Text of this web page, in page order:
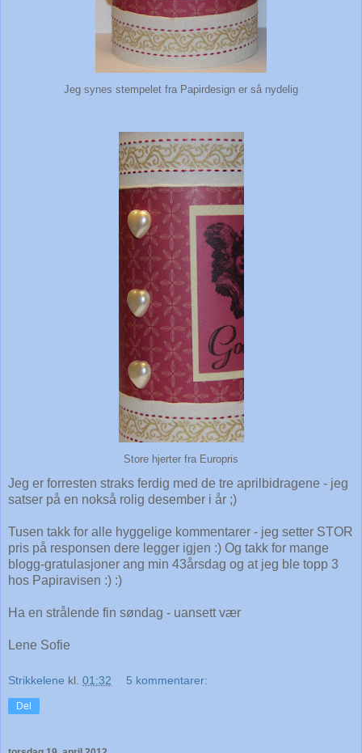
Jeg synes stempelet fra Papirdesign er så nydelig
Store hjerter fra Europris
Jeg er forresten straks ferdig med de tre aprilbidragene - jeg
satser på en nokså rolig desember i år ;)
Tusen takk for alle hyggelige kommentarer - jeg setter STOR
pris på responsen dere legger igjen :) Og takk for mange
blogg-gratulasjoner ang min 43årsdag og at jeg ble topp 3
hos Papiravisen :) :)
Ha en strålende fin søndag - uansett vær
Lene Sofie
Strikkelene kl. 01:32 5 kommentarer:
Del